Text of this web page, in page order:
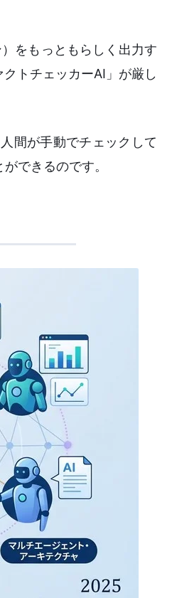
をもっともらしく出力す
トチェッカーAI」が厳し
間が手動でチェックして
できるのです。